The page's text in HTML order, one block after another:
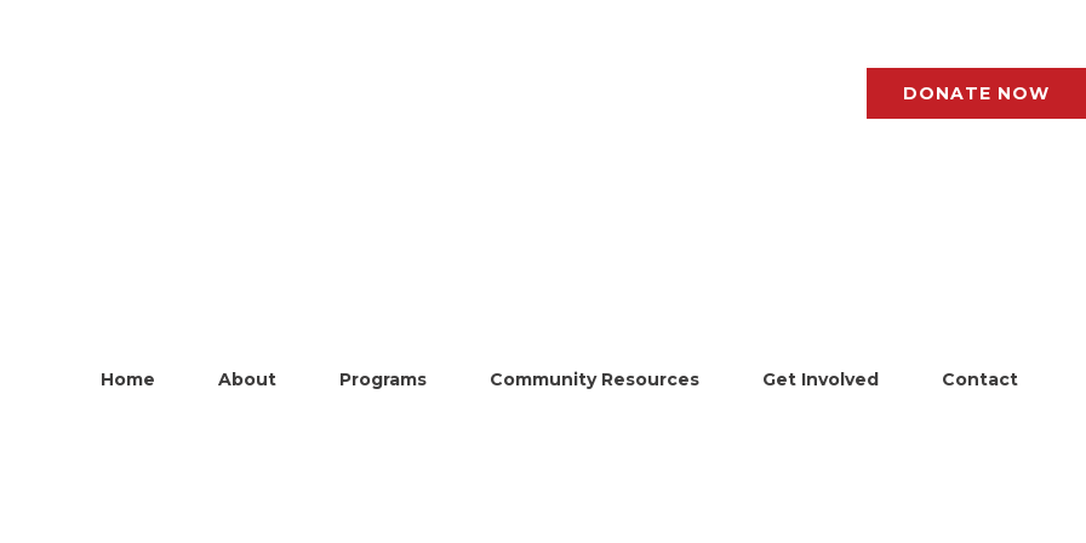
DONATE NOW
Home About Programs Community Resources Get Involved Contact